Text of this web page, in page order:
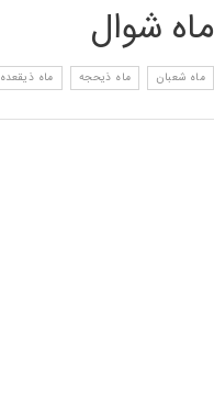
ماه شوال
ماه شعبان ماه ذیحجه ماه ذیقعده